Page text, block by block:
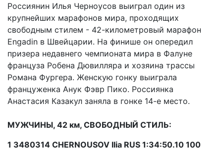
Россиянин Илья Черноусов выиграл один из
крупнейших марафонов мира, проходящих
свободным стилем - 42-километровый марафон
Engadin в Швейцарии. На финише он опередил
призера недавнего чемпионата мира в Фалуне
француза Робена Дювилляра и хозяина трассы
Романа Фургера. Женскую гонку выиграла
француженка Анук Фэвр Пико. Россиянка
Анастасия Казакул заняла в гонке 14-е место.
МУЖЧИНЫ, 42 км, СВОБОДНЫЙ СТИЛЬ:
1 3480314 CHERNOUSOV Ilia RUS 1:34:50.10 100